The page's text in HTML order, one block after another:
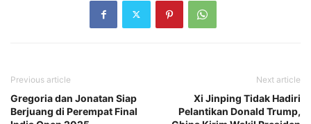
Previous article
Gregoria dan Jonatan Siap
Berjuang di Perempat Final
Next article
Xi Jinping Tidak Hadiri
Pelantikan Donald Trump,